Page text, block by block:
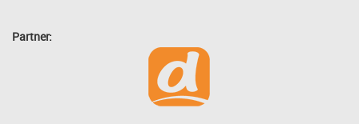
Partner: